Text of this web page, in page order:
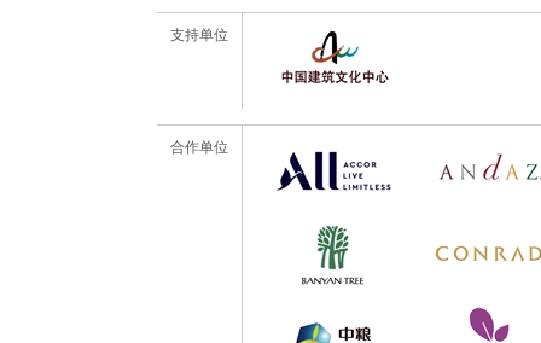
支持单位
合作单位